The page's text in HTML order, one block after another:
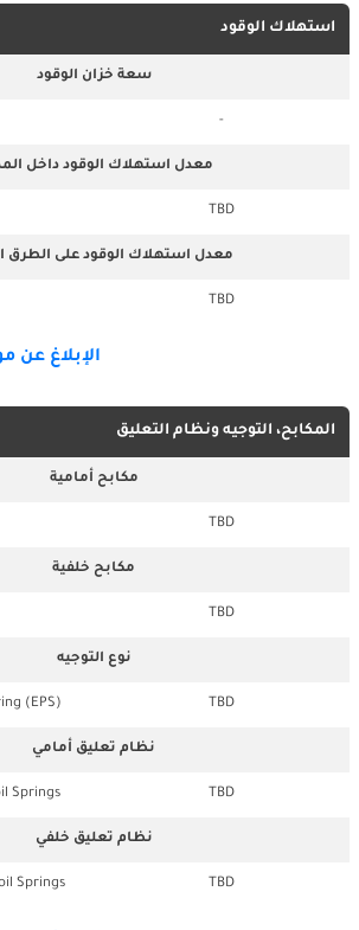
استهلاك الوقود
سعة خزان الوقود
-
معدل استهلاك الوقود داخل
TBD
معدل استهلاك الوقود على الطرق
TBD
الإبلاغ
المكابح، التوجيه ونظام التعليق
مكابح أمامية
TBD
مكابح خلفية
TBD
نوع التوجيه
TBD
(EPS)
نظام تعليق أمامي
TBD
Springs
نظام تعليق خلفي
TBD
Springs